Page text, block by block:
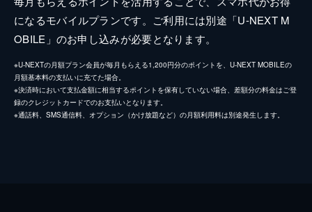
になるモバイルプランです。ご利用には別途「U-NEXT M
OBILE」のお申し込みが必要となります。
※U-NEXTの月額プラン会員が毎月もらえる1,200円分のポイントを、U-NEXT MOBILEの
月額基本料の支払いに充てた場合。
※決済時において支払金額に相当するポイントを保有していない場合、差額分の料金はご登
録のクレジットカードでのお支払いとなります。
※通話料、SMS通信料、オプション（かけ放題など）の月額利用料は別途発生します。